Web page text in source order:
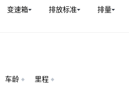
变速箱 排放标准 排量
车龄 里程